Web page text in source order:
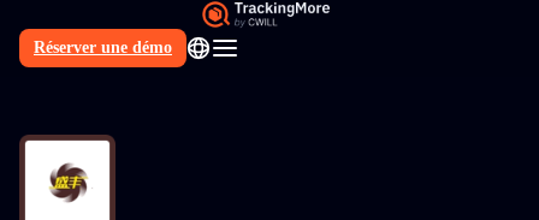
Réserver une démo
FR